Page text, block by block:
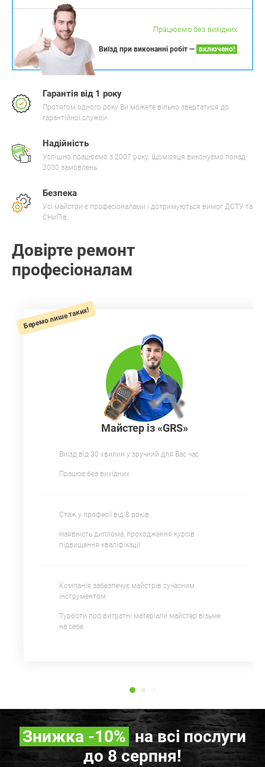
Виїзд при виконанні робіт — включено!
Працюємо без вихідних
Гарантія від 1 року
Протягом одного року Ви можете вільно звертатися до
гарантійної служби.
Надійність
Успішно працюємо з 2007 року. Щомісяця виконуємо понад
2000 замовлень.
Безпека
Усі майстри є професіоналами і дотримуються вимог ДСТУ та
СНиПів.
Довірте ремонт
професіоналам
Майстер із «GRS»
Виїзд від 30 хвилин у зручний для Вас час
Працює без вихідних
Стаж у професії від 8 років
Наявність диплома, проходження курсів
підвищення кваліфікації
Компанія забезпечує майстрів сучасним
інструментом
Турботи про витратні матеріали майстер візьме
на себе
Беремо лише таких!
Знижка -10% на всі послуги
до 8 серпня!